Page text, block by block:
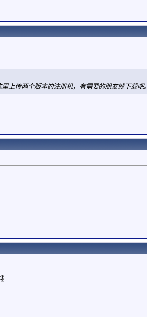
上传两个版本的注册机，有需要的朋友就下载吧。